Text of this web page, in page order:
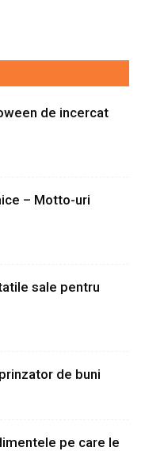
de incercat
– Motto-uri
sale pentru
de buni
pe care le